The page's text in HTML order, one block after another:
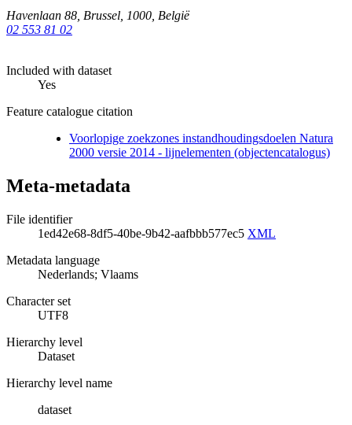
Havenlaan 88 Brussel 1000 België
02 553 81 02
Included with dataset
Yes
Feature catalogue citation
Voorlopige zoekzones instandhoudingsdoelen Natura
2000 versie 2014 - lijnelementen (objectencatalogus)
Meta-metadata
File identifier
1ed42e68-8df5-40be-9b42-aafbbb577ec5 XML
Metadata language
Nederlands; Vlaams
Character set
UTF8
Hierarchy level
Dataset
Hierarchy level name
dataset